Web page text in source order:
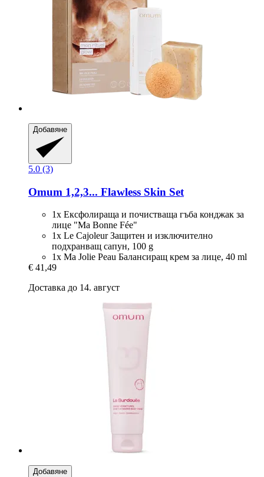
Добавяне
5.0 (3)
Omum 1,2,3... Flawless Skin Set
1x Ексфолираща и почистваща гъба конджак за
лице "Ma Bonne Fée"
1x Le Cajoleur Защитен и изключително
подхранващ сапун, 100 g
1x Ma Jolie Peau Балансиращ крем за лице, 40 ml
€ 41,49
Доставка до 14. август
Добавяне